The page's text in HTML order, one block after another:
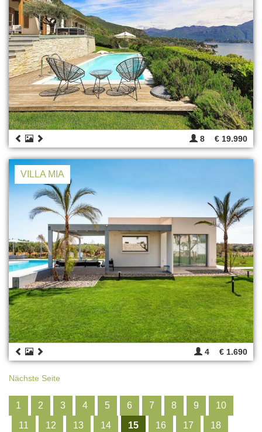
8 € 19.990
VILLA MIA
4 € 1.690
Nächste Seite
1 2 3 4 5 6 7 8 9
10
11
12 13 14 15 16 17 18